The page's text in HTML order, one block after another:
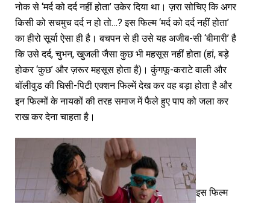
नोक से ‘मर्द को दर्द नहीं होता’ उकेर दिया था। ज़रा सोचिए कि अगर
किसी को सचमुच दर्द न हो तो…? इस फिल्म ‘मर्द को दर्द नहीं होता’
का हीरो सूर्या ऐसा ही है। बचपन से ही उसे यह अजीब-सी ‘बीमारी’ है
कि उसे दर्द, चुभन, खुजली जैसा कुछ भी महसूस नहीं होता (हां, बड़े
होकर ‘कुछ’ और ज़रूर महसूस होता है)। कुंगफू-कराटे वाली और
बॉलीवुड की घिसी-पिटी एक्शन फिल्में देख कर वह बड़ा होता है और
इन फिल्मों के नायकों की तरह समाज में फैले हुए पाप को जला कर
राख कर देना चाहता है।
इस फिल्म